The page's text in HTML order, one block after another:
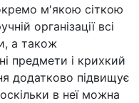
м'якою сіткою
організації всі
а також
предмети і крихкий
додатково підвищує
в неї можна